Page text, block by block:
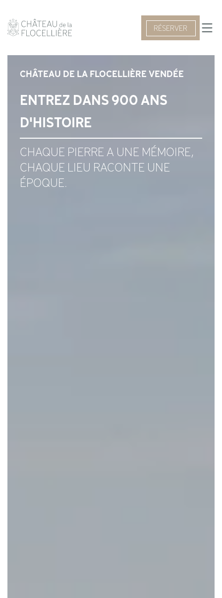
RÉSERVER
CHÂTEAU DE LA FLOCELLIÈRE VENDÉE
ENTREZ DANS 900 ANS
D'HISTOIRE
CHAQUE PIERRE A UNE MÉMOIRE,
CHAQUE LIEU RACONTE UNE
ÉPOQUE.